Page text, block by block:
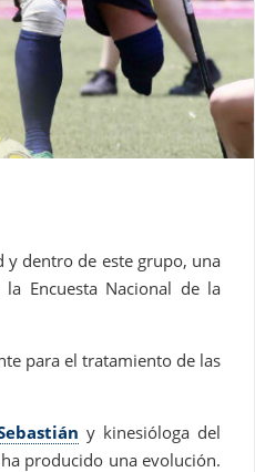
y dentro de este grupo, una
Encuesta Nacional de la
para el tratamiento de las
y kinesióloga del
producido una evolución.